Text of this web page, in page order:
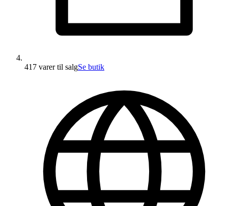
417 varertil salgSe butik